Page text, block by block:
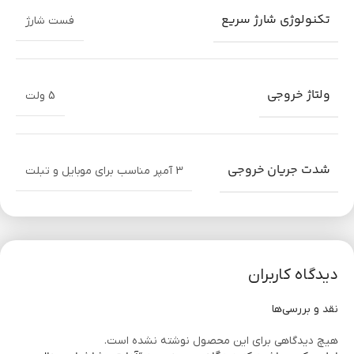
ضمانت اورجینال و دارای گارانتی اصالت کالا تکنولوژی شارژ سریع فست شارژ
ولتاژ خروجی 5 ولت
شدت جریان خروجی 3 آمپر مناسب برای موبایل و تبلت
دیدگاه کاربران
نقد و بررسی‌ها
هیچ دیدگاهی برای این محصول نوشته نشده است.